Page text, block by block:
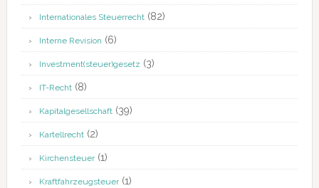
Internationales Steuerrecht(82)
Interne Revision (6)
Investment(steuer)gesetz (3)
IT-Recht(8)
Kapitalgesellschaft(39)
Kartellrecht(2)
Kirchensteuer(1)
Kraftfahrzeugsteuer(1)